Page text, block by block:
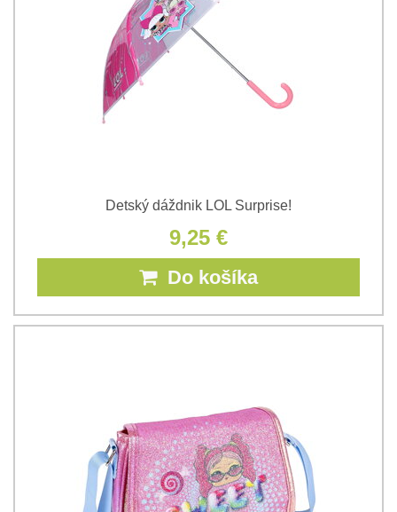
Detský dáždnik LOL Surprise!
9,25 €
Do košíka